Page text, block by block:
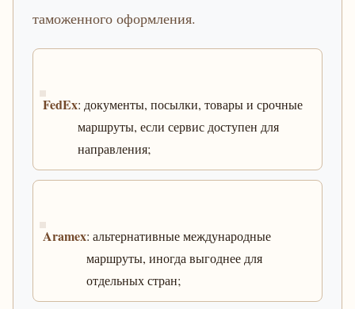
таможенного оформления.
FedEx: документы, посылки, товары и срочные
маршруты, если сервис доступен для
направления;
Aramex: альтернативные международные
маршруты, иногда выгоднее для
отдельных стран;